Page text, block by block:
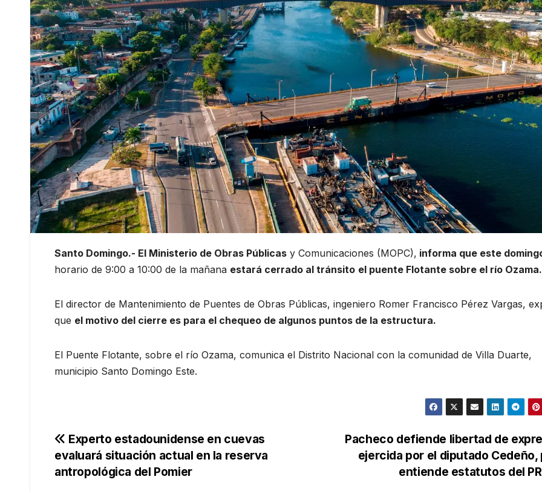
Santo Domingo.- El Ministerio de Obras Públicas y Comunicaciones (MOPC), informa que este
horario de 9:00 a 10:00 de la mañana estará cerrado al tránsito el puente Flotante sobre el río
El director de Mantenimiento de Puentes de Obras Públicas, ingeniero Romer Francisco Pérez Vargas,
que el motivo del cierre es para el chequeo de algunos puntos de la estructura.
El Puente Flotante, sobre el río Ozama, comunica el Distrito Nacional con la comunidad de Villa Duarte,
municipio Santo Domingo Este.
Navegación
de
Pacheco defiende libertad de
ejercida por el diputado Cedeño,
entiende estatutos del
Experto estadounidense en cuevas
evaluará situación actual en la reserva
antropológica del Pomier